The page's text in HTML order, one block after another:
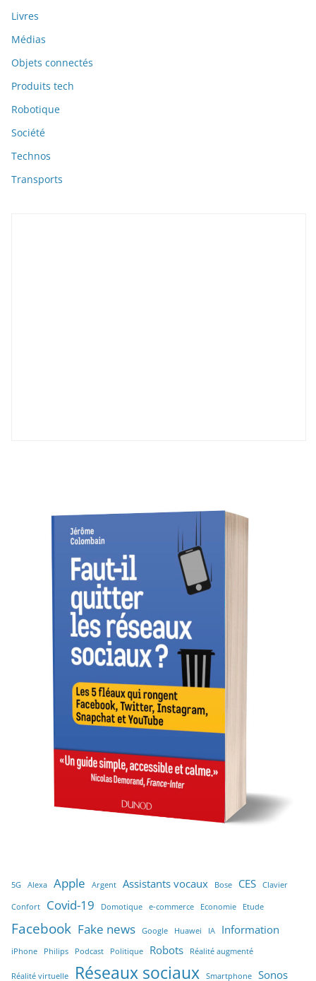
Livres
Médias
Objets connectés
Produits tech
Robotique
Société
Technos
Transports
5G Alexa Apple Argent Assistants vocaux Bose CES Clavier
Confort Covid-19 Domotique e-commerce Economie Etude
Facebook Fake news Google Huawei IA Information
iPhone Philips Podcast Politique Robots Réalité augmenté
Réalité virtuelle Réseaux sociaux Smartphone Sonos